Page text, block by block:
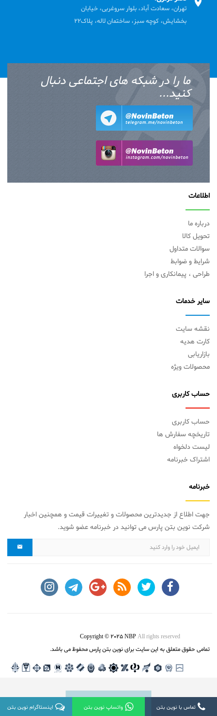
تهران، سعادت آباد، بلوار سروغربی، خیابان
بخشایش، کوچه سبز، ساختمان لاله، پلاک22
ما را در شبکه های اجتماعی دنبال
کنید...
اطلاعات
درباره ما
تحویل کالا
سوالات متداول
شرایط و ضوابط
طراحی ، پیمانکاری و اجرا
سایر خدمات
نقشه سایت
کارت هدیه
بازاریابی
محصولات ویژه
حساب کاربری
حساب کاربری
تاریخچه سفارش ها
لیست دلخواه
اشتراک خبرنامه
خبرنامه
جهت اطلاع از جدیدترین محصولات و تغییرات قیمت و همچنین اخبار
شرکت نوین بتن پارس می توانید در خبرنامه عضو شوید.
Copyright © 2025 NBPAll rights reserved
تمامی حقوق متعلق به این سایت برای نوین بتن پارس محفوظ می باشد.
واتساپ نوین بتن تماس با نوین بتن اینستاگرام نوین بتن تماس با نوین بتن واتساپ نوین بتن اینستاگرام نوین بتن